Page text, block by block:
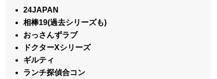
24JAPAN
相棒19(過去シリーズも)
おっさんずラブ
ドクターXシリーズ
ギルティ
ランチ探偵合コン